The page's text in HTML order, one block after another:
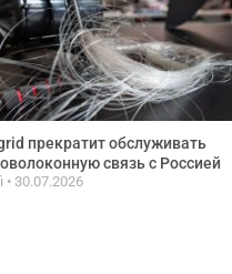
прекратит обслуживать
связь с Россией
30.07.2026